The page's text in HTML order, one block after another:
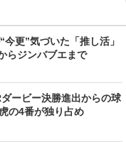
更”気づいた「推し活」
らジンバブエまで
ービー決勝進出からの球
の4番が独り占め